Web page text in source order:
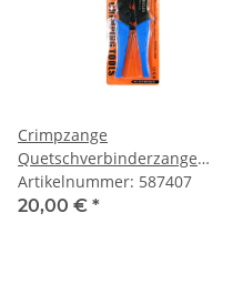
Crimpzange
Quetschverbinderzange
Ural Dnepr K750 M72 UAZ
GAZ Wolga
Artikelnummer: 587407
20,00 € *